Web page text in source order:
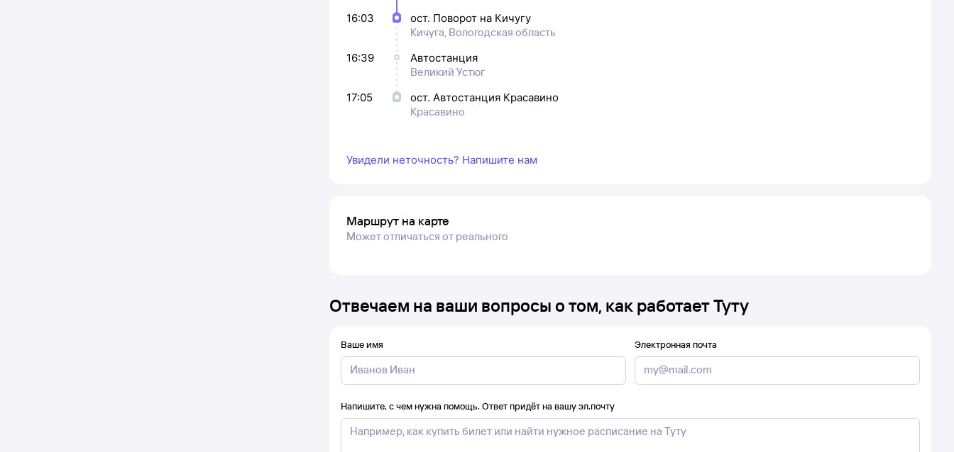
16:03
ост. Поворот на Кичугу
Кичуга, Вологодская область
16:39
Автостанция
Великий Устюг
17:05
ост. Автостанция Красавино
Красавино
Увидели неточность? Напишите нам
Маршрут на карте
Может отличаться от реального
Отвечаем на ваши вопросы о том, как работает Туту
Ваше имя Электронная почта
Напишите, с чем нужна помощь. Ответ придёт на вашу эл.почту